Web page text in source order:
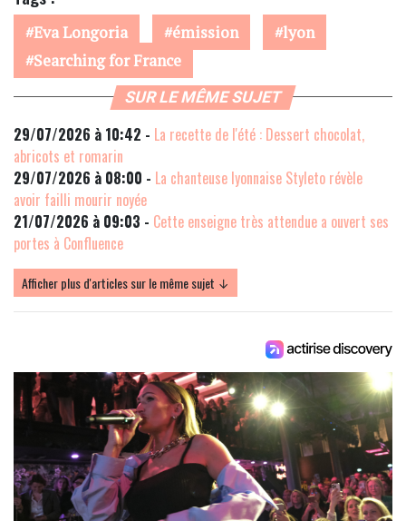
Eva Longoria émission
lyon
Searching for France
SUR LE MÊME SUJET
29/07/2026 à 10:42 - La recette de l'été : Dessert chocolat,
abricots et romarin
29/07/2026 à 08:00 - La chanteuse lyonnaise Styleto révèle
avoir failli mourir noyée
21/07/2026 à 09:03 - Cette enseigne très attendue a ouvert ses
portes à Confluence
Afficher plus d'articles sur le même sujet ↓